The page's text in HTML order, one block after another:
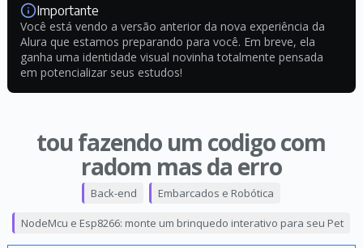
Importante
Você está vendo a versão anterior da nova experiência da
Alura que estamos preparando para você. Em breve, ela
ganha uma identidade visual novinha totalmente pensada
em potencializar seus estudos!
tou fazendo um codigo com
radom mas da erro
Back-end Embarcados e Robótica
NodeMcu e Esp8266: monte um brinquedo interativo para seu Pet